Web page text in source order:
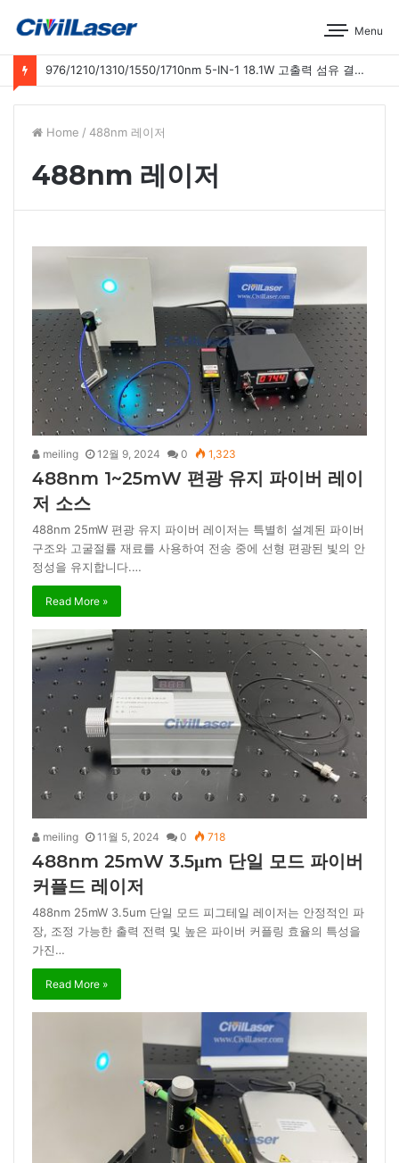
Menu
976/1210/1310/1550/1710nm 5-IN-1 18.1W 고출력 섬유 결합 레이저 운영 시연
Home / 488nm 레이저
488nm 레이저
meiling 12월 9, 2024 0 1,323
488nm 1~25mW 편광 유지 파이버 레이
저 소스
488nm 25mW 편광 유지 파이버 레이저는 특별히 설계된 파이버
구조와 고굴절률 재료를 사용하여 전송 중에 선형 편광된 빛의 안
정성을 유지합니다.…
Read More »
meiling 11월 5, 2024 0 718
488nm 25mW 3.5μm 단일 모드 파이버
커플드 레이저
488nm 25mW 3.5um 단일 모드 피그테일 레이저는 안정적인 파
장, 조정 가능한 출력 전력 및 높은 파이버 커플링 효율의 특성을
가진…
Read More »